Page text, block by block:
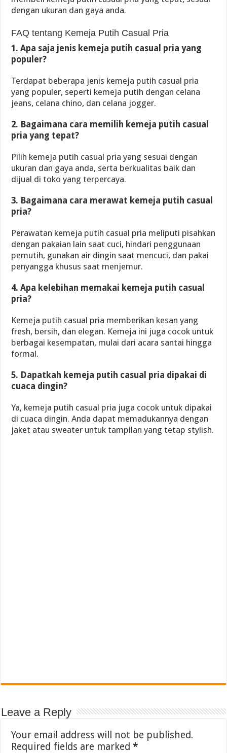
dengan ukuran dan gaya anda.
FAQ tentang Kemeja Putih Casual Pria
1. Apa saja jenis kemeja putih casual pria yang
populer?
Terdapat beberapa jenis kemeja putih casual pria
yang populer, seperti kemeja putih dengan celana
jeans, celana chino, dan celana jogger.
2. Bagaimana cara memilih kemeja putih casual
pria yang tepat?
Pilih kemeja putih casual pria yang sesuai dengan
ukuran dan gaya anda, serta berkualitas baik dan
dijual di toko yang terpercaya.
3. Bagaimana cara merawat kemeja putih casual
pria?
Perawatan kemeja putih casual pria meliputi pisahkan
dengan pakaian lain saat cuci, hindari penggunaan
pemutih, gunakan air dingin saat mencuci, dan pakai
penyangga khusus saat menjemur.
4. Apa kelebihan memakai kemeja putih casual
pria?
Kemeja putih casual pria memberikan kesan yang
fresh, bersih, dan elegan. Kemeja ini juga cocok untuk
berbagai kesempatan, mulai dari acara santai hingga
formal.
5. Dapatkah kemeja putih casual pria dipakai di
cuaca dingin?
Ya, kemeja putih casual pria juga cocok untuk dipakai
di cuaca dingin. Anda dapat memadukannya dengan
jaket atau sweater untuk tampilan yang tetap stylish.
Leave a Reply
Your email address will not be published.
Required fields are marked*